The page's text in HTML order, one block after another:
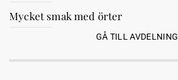
Mycket smak med örter
GÅ TILL AVDELNING